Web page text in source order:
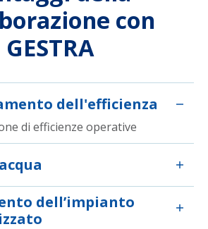
con
GESTRA
dell'efficienza
di efficienze operative
dell’impianto